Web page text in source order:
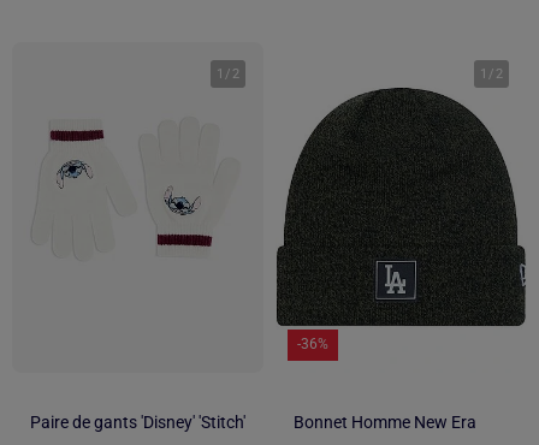
1 / 2
Paire de gants 'Disney' 'Stitch'
1 / 2
-36%
Bonnet Homme New Era